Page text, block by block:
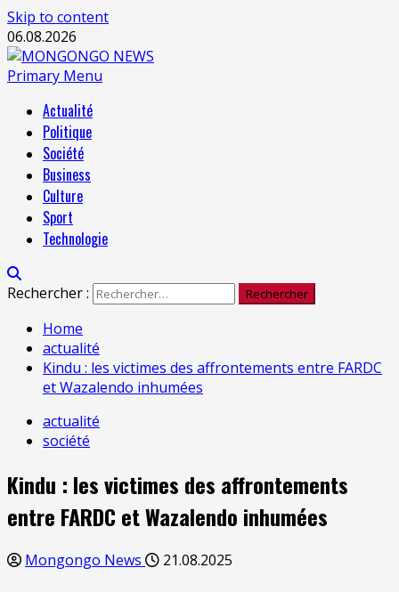
Skip to content
06.08.2026
Primary Menu
Actualité
Politique
Société
Business
Culture
Sport
Technologie
Rechercher :
Home
actualité
Kindu : les victimes des affrontements entre FARDC
et Wazalendo inhumées
actualité
société
Kindu : les victimes des affrontements
entre FARDC et Wazalendo inhumées
Mongongo News 21.08.2025